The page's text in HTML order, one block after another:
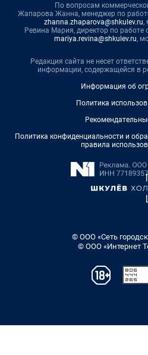
По вопросам
Жапарова Жанна, менеджер по
zhanna.zhaparova@shkulev.ru,
Ревина Мария, директор по
mariya.revina@shkulev.ru,
Редакция сайта не несет
информации, содержащейся в
Информация об
Политика
Политика конфиденциальности и
правила
© ООО «Сеть
© ООО «Интернет